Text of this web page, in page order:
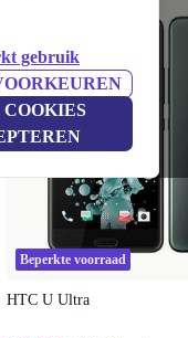
gebruik
Beperkte voorraad
HTC U Ultra